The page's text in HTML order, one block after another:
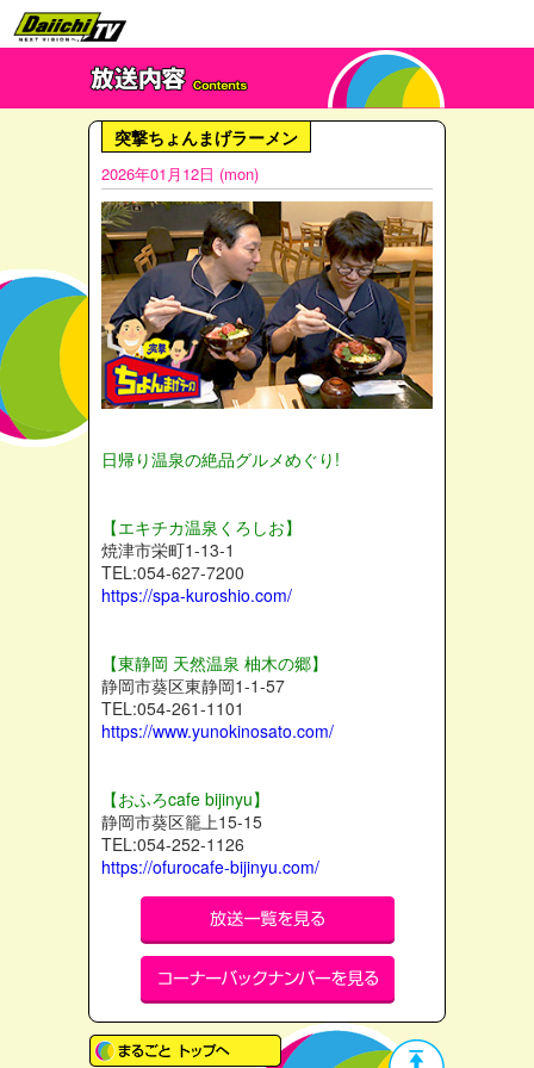
突撃ちょんまげラーメン
2026年01月12日 (mon)
日帰り温泉の絶品グルメめぐり!
【エキチカ温泉くろしお】
焼津市栄町1-13-1
TEL:054-627-7200
https://spa-kuroshio.com/
【東静岡 天然温泉 柚木の郷】
静岡市葵区東静岡1-1-57
TEL:054-261-1101
https://www.yunokinosato.com/
【おふろcafe bijinyu】
静岡市葵区籠上15-15
TEL:054-252-1126
https://ofurocafe-bijinyu.com/